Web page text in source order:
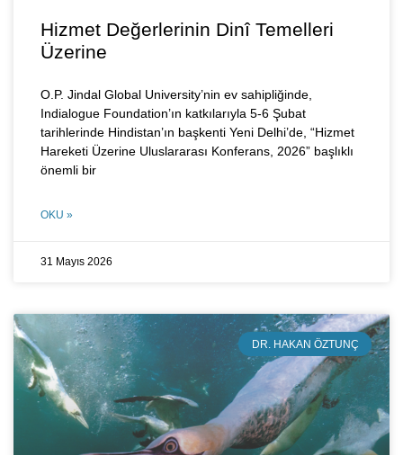
Hizmet Değerlerinin Dinî Temelleri
Üzerine
O.P. Jindal Global University’nin ev sahipliğinde,
Indialogue Foundation’ın katkılarıyla 5-6 Şubat
tarihlerinde Hindistan’ın başkenti Yeni Delhi’de, “Hizmet
Hareketi Üzerine Uluslararası Konferans, 2026” başlıklı
önemli bir
OKU »
31 Mayıs 2026
DR. HAKAN ÖZTUNÇ